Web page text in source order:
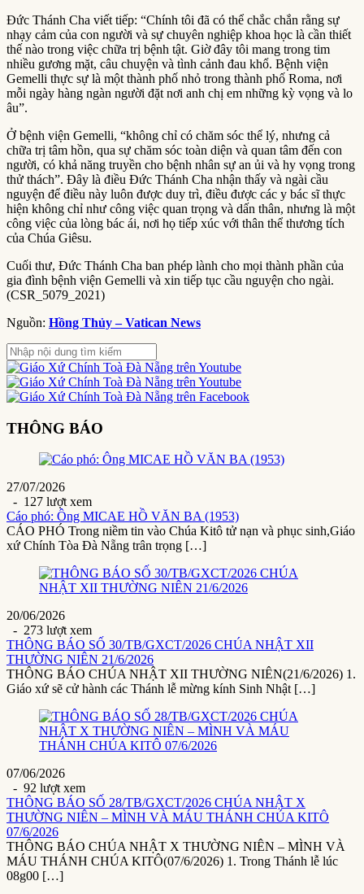
Đức Thánh Cha viết tiếp: “Chính tôi đã có thể chắc chắn rằng sự
nhạy cảm của con người và sự chuyên nghiệp khoa học là cần thiết
thế nào trong việc chữa trị bệnh tật. Giờ đây tôi mang trong tim
nhiều gương mặt, câu chuyện và tình cảnh đau khổ. Bệnh viện
Gemelli thực sự là một thành phố nhỏ trong thành phố Roma, nơi
mỗi ngày hàng ngàn người đặt nơi anh chị em những kỳ vọng và lo
âu”.
Ở bệnh viện Gemelli, “không chỉ có chăm sóc thể lý, nhưng cả
chữa trị tâm hồn, qua sự chăm sóc toàn diện và quan tâm đến con
người, có khả năng truyền cho bệnh nhân sự an ủi và hy vọng trong
thử thách”. Đây là điều Đức Thánh Cha nhận thấy và ngài cầu
nguyện để điều này luôn được duy trì, điều được các y bác sĩ thực
hiện không chỉ như công việc quan trọng và dấn thân, nhưng là một
công việc của lòng bác ái, nơi họ tiếp xúc với thân thể thương tích
của Chúa Giêsu.
Cuối thư, Đức Thánh Cha ban phép lành cho mọi thành phần của
gia đình bệnh viện Gemelli và xin tiếp tục cầu nguyện cho ngài.
(CSR_5079_2021)
Nguồn: Hồng Thủy – Vatican News
THÔNG BÁO
27/07/2026
- 127 lượt xem
Cáo phó: Ông MICAE HỒ VĂN BA (1953)
CÁO PHÓ Trong niềm tin vào Chúa Kitô tử nạn và phục sinh,Giáo
xứ Chính Tòa Đà Nẵng trân trọng […]
20/06/2026
- 273 lượt xem
THÔNG BÁO SỐ 30/TB/GXCT/2026 CHÚA NHẬT XII
THƯỜNG NIÊN 21/6/2026
THÔNG BÁO CHÚA NHẬT XII THƯỜNG NIÊN(21/6/2026) 1.
Giáo xứ sẽ cử hành các Thánh lễ mừng kính Sinh Nhật […]
07/06/2026
- 92 lượt xem
THÔNG BÁO SỐ 28/TB/GXCT/2026 CHÚA NHẬT X
THƯỜNG NIÊN – MÌNH VÀ MÁU THÁNH CHÚA KITÔ
07/6/2026
THÔNG BÁO CHÚA NHẬT X THƯỜNG NIÊN – MÌNH VÀ
MÁU THÁNH CHÚA KITÔ(07/6/2026) 1. Trong Thánh lễ lúc
08g00 […]